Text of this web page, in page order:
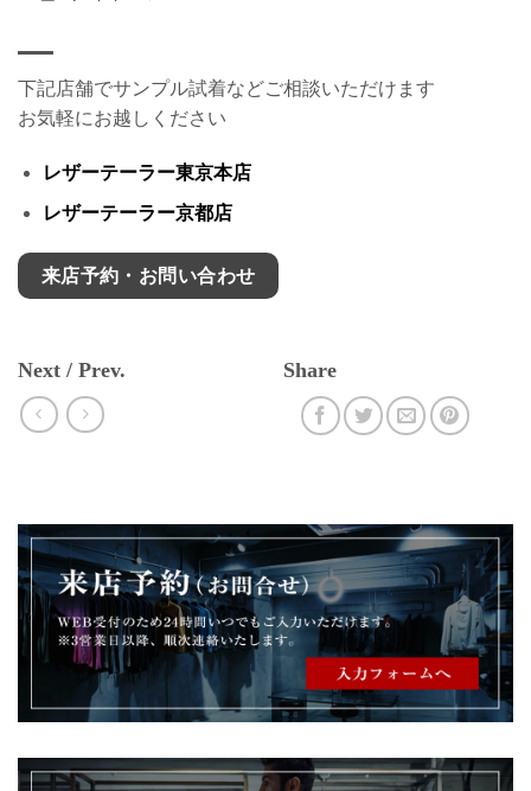
下記店舗でサンプル試着などご相談いただけます
お気軽にお越しください
レザーテーラー東京本店
レザーテーラー京都店
来店予約・お問い合わせ
Next / Prev. Share